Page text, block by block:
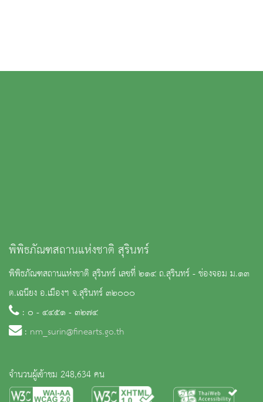
พิพิธภัณฑสถานแห่งชาติ สุรินทร์
พิพิธภัณฑสถานแห่งชาติ สุรินทร์ เลขที่ ๒๑๔ ถ.สุรินทร์ - ช่องจอม ม.๑๓
ต.เฉนียง อ.เมืองฯ จ.สุรินทร์ ๓๒๐๐๐
: ๐ - ๔๔๕๑ - ๓๒๗๔
: nm_surin@finearts.go.th
จำนวนผู้เข้าชม 248,634 คน